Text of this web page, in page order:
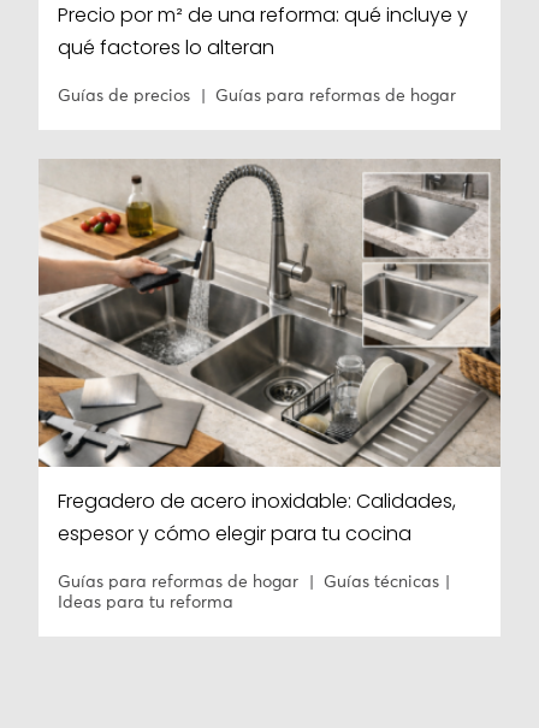
Precio por m² de una reforma: qué incluye y
qué factores lo alteran
Guías de precios Guías para reformas de hogar
Fregadero de acero inoxidable: Calidades,
espesor y cómo elegir para tu cocina
Guías para reformas de hogar
Guías técnicas
Ideas para tu reforma